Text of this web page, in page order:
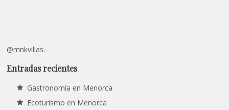
@mnkvillas.
Entradas recientes
Gastronomía en Menorca
Ecoturismo en Menorca